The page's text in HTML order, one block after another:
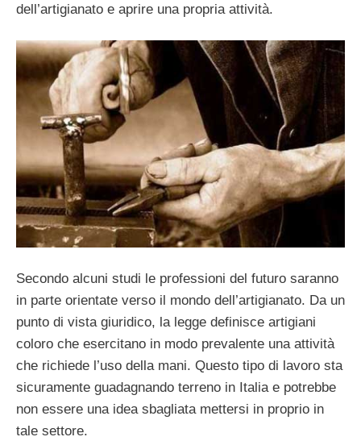
dell’artigianato e aprire una propria attività.
Secondo alcuni studi le professioni del futuro saranno
in parte orientate verso il mondo dell’artigianato. Da un
punto di vista giuridico, la legge definisce artigiani
coloro che esercitano in modo prevalente una attività
che richiede l’uso della mani. Questo tipo di lavoro sta
sicuramente guadagnando terreno in Italia e potrebbe
non essere una idea sbagliata mettersi in proprio in
tale settore.